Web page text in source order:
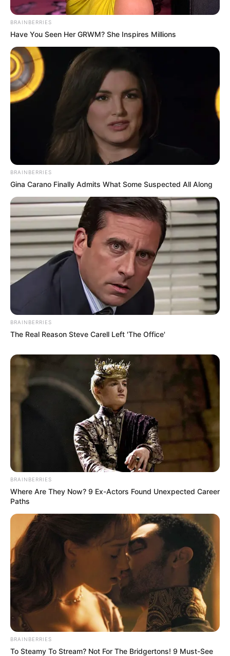
BRAINBERRIES
Have You Seen Her GRWM? She Inspires Millions
BRAINBERRIES
Gina Carano Finally Admits What Some Suspected All Along
BRAINBERRIES
The Real Reason Steve Carell Left 'The Office'
BRAINBERRIES
Where Are They Now? 9 Ex-Actors Found Unexpected Career
Paths
BRAINBERRIES
To Steamy To Stream? Not For The Bridgertons! 9 Must-See